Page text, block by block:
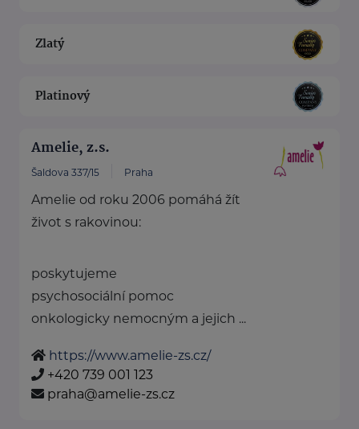
Zlatý
Platinový
Amelie, z.s.
Šaldova 337/15 Praha
Amelie od roku 2006 pomáhá žít
život s rakovinou:
poskytujeme
psychosociální pomoc
onkologicky nemocným a jejich ...
https://www.amelie-zs.cz/
+420 739 001 123
praha@amelie-zs.cz